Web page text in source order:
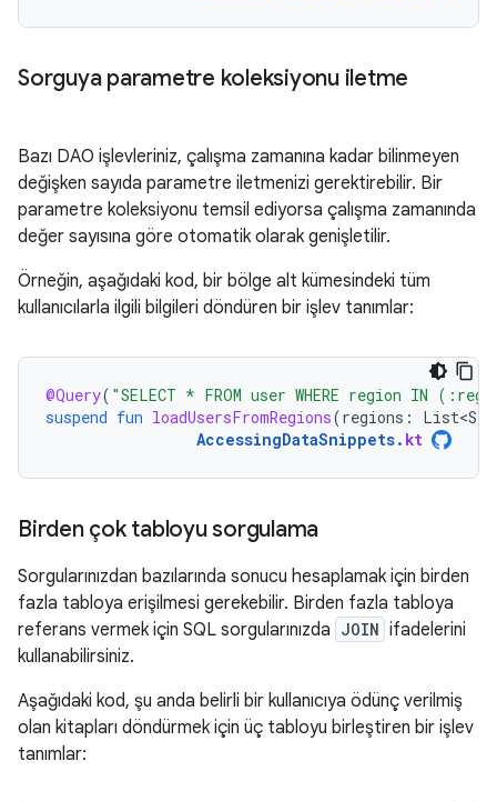
Sorguya parametre koleksiyonu iletme
Bazı DAO işlevleriniz, çalışma zamanına kadar bilinmeyen
değişken sayıda parametre iletmenizi gerektirebilir. Bir
parametre koleksiyonu temsil ediyorsa çalışma zamanında
değer sayısına göre otomatik olarak genişletilir.
Örneğin, aşağıdaki kod, bir bölge alt kümesindeki tüm
kullanıcılarla ilgili bilgileri döndüren bir işlev tanımlar:
@Query( "SELECT * FROM user WHERE region IN
suspend fun loadUsersFromRegions(regions :
AccessingDataSnippets. kt
Birden çok tabloyu sorgulama
Sorgularınızdan bazılarında sonucu hesaplamak için birden
fazla tabloya erişilmesi gerekebilir. Birden fazla tabloya
referans vermek için SQL sorgularınızda JOIN ifadelerini
kullanabilirsiniz.
Aşağıdaki kod, şu anda belirli bir kullanıcıya ödünç verilmiş
olan kitapları döndürmek için üç tabloyu birleştiren bir işlev
tanımlar: